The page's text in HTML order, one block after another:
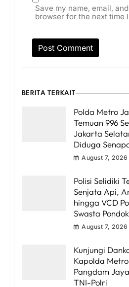
Save my name, email,
browser for the next time
BERITA TERKAIT
Polda Metro
Temuan 996
Jakarta
Diduga
August 7, 2026
Polisi Selidiki
Senjata Api,
hingga VCD
Swasta
August 7, 2026
Kunjungi
Kapolda
Pangdam
TNI-Polri